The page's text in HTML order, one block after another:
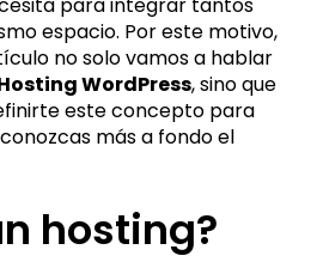
espacio. Por este motivo,
no solo vamos a hablar
WordPress, sino que
este concepto para
más a fondo el
hosting?